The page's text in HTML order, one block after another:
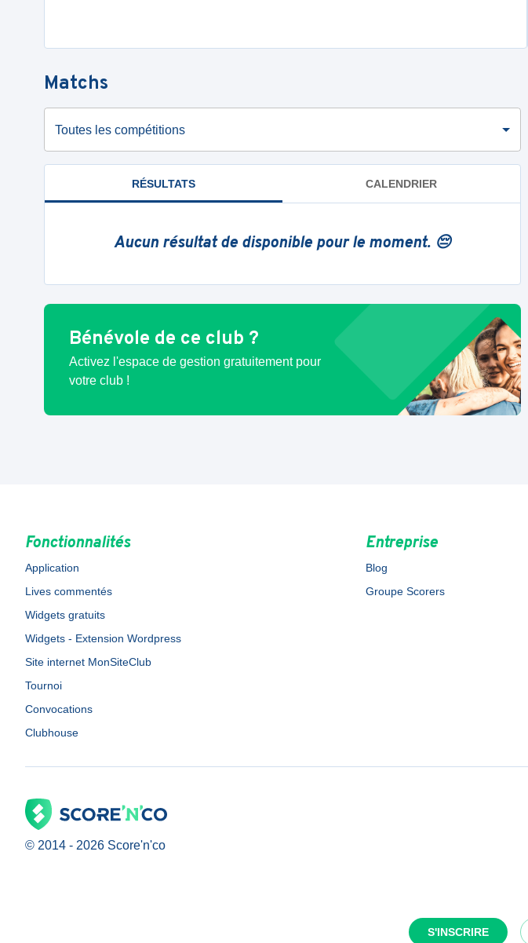
S'INSCRIRE
Matchs
Toutes les compétitions
RÉSULTATS CALENDRIER
Aucun résultat de disponible pour le moment. 😔
Bénévole de ce club ?
Activez l'espace de gestion gratuitement pour
votre club !
Fonctionnalités
Application
Lives commentés
Widgets gratuits
Widgets - Extension Wordpress
Site internet MonSiteClub
Tournoi
Convocations
Clubhouse
Entreprise
Blog
Groupe Scorers
© 2014 - 2026 Score'n'co